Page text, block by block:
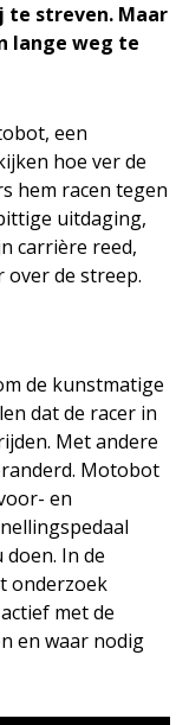
te streven. Maar
lange weg te
een
hoe ver de
hem racen tegen
uitdaging,
carrière reed,
over de streep.
de kunstmatige
dat de racer in
Met andere
Motobot
en
In de
onderzoek
met de
en waar nodig